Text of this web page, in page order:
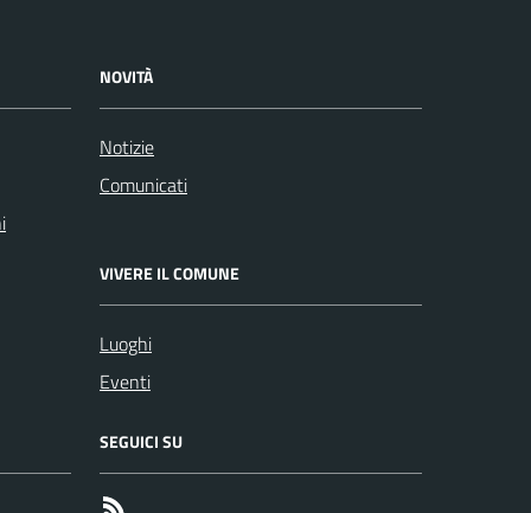
NOVITÀ
Notizie
Comunicati
VIVERE IL COMUNE
Luoghi
Eventi
SEGUICI SU